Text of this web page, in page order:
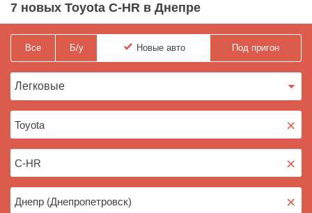
7 новых Toyota C-HR в Днепре
Все Б/у Новые авто Под пригон
×
×
×